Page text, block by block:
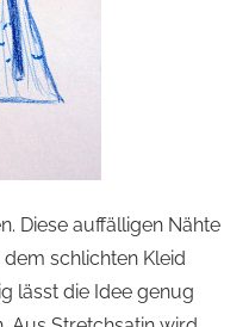
Diese auffälligen Nähte
schlichten Kleid
lässt die Idee genug